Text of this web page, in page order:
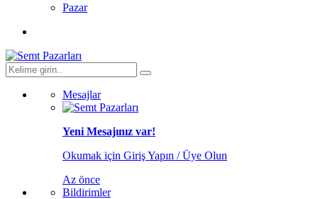
Pazar
Mesajlar
Yeni Mesajınız var!
Okumak için Giriş Yapın / Üye Olun
Az önce
Bildirimler